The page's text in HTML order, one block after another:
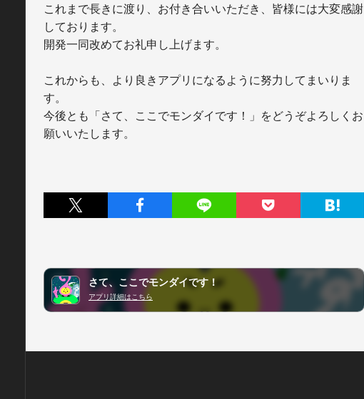
これまで長きに渡り、お付き合いいただき、皆様には大変感謝
しております。
開発一同改めてお礼申し上げます。
これからも、より良きアプリになるように努力してまいりま
す。
今後とも「さて、ここでモンダイです！」をどうぞよろしくお
さて、ここでモンダイです！
アプリ詳細はこちら